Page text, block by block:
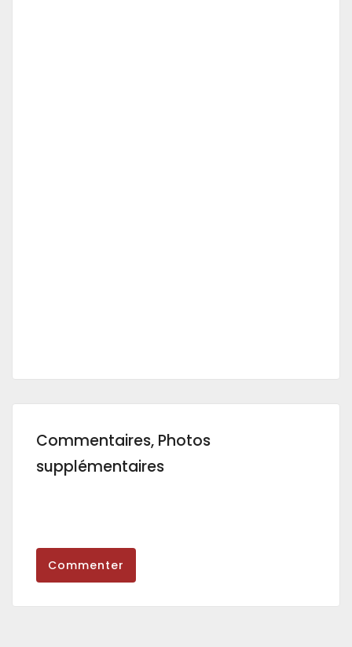
Commentaires, Photos
supplémentaires
Commenter